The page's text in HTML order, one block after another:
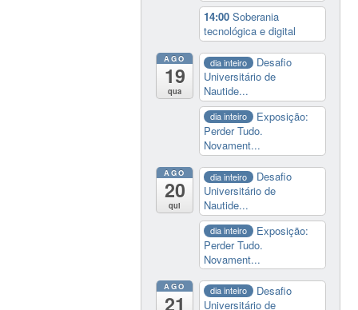
14:00Soberania
tecnológica e digital
AGO
19
qua
dia inteiro
Desafio
Universitário de
Nautide...
dia inteiro
Exposição:
Perder Tudo.
Novament...
AGO
20
qui
dia inteiro
Desafio
Universitário de
Nautide...
dia inteiro
Exposição:
Perder Tudo.
Novament...
AGO
21
dia inteiro
Desafio
Universitário de